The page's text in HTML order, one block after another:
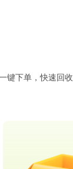
键下单，快速回收